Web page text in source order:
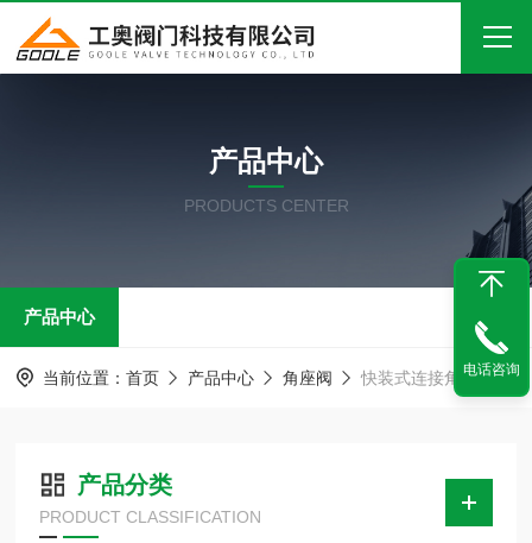
关于我们
产品中心
在线留言
产品中心
PRODUCTS CENTER
产品中心
当前位置： 首页 产品中心 角座阀 快装式连接角座阀
产品分类
PRODUCT CLASSIFICATION
电话咨询